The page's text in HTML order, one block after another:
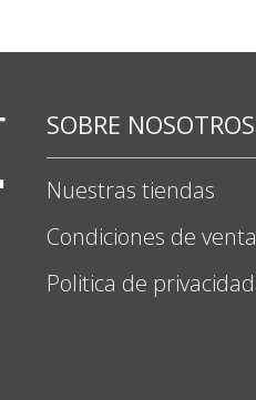
SOBRE NOSOTROS
Nuestras tiendas
Condiciones de venta
Politica de privacidad